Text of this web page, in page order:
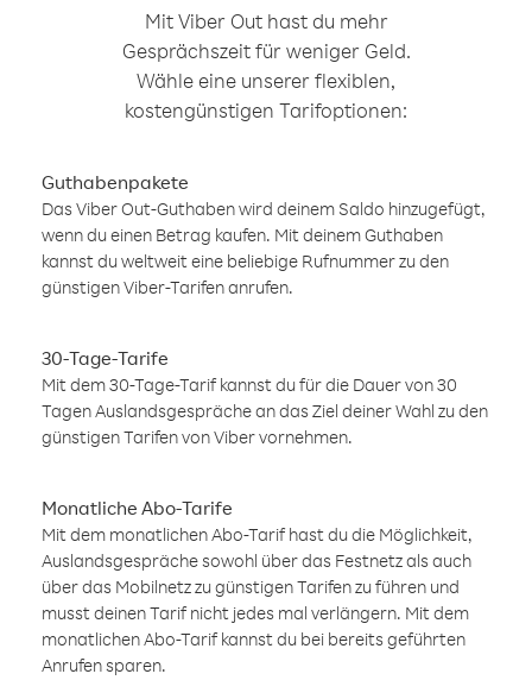
Mit Viber Out hast du mehr
Gesprächszeit für weniger Geld.
Wähle eine unserer flexiblen,
kostengünstigen Tarifoptionen:
Guthabenpakete
Das Viber Out-Guthaben wird deinem Saldo hinzugefügt,
wenn du einen Betrag kaufen. Mit deinem Guthaben
kannst du weltweit eine beliebige Rufnummer zu den
günstigen Viber-Tarifen anrufen.
30-Tage-Tarife
Mit dem 30-Tage-Tarif kannst du für die Dauer von 30
Tagen Auslandsgespräche an das Ziel deiner Wahl zu den
günstigen Tarifen von Viber vornehmen.
Monatliche Abo-Tarife
Mit dem monatlichen Abo-Tarif hast du die Möglichkeit,
Auslandsgespräche sowohl über das Festnetz als auch
über das Mobilnetz zu günstigen Tarifen zu führen und
musst deinen Tarif nicht jedes mal verlängern. Mit dem
monatlichen Abo-Tarif kannst du bei bereits geführten
Anrufen sparen.